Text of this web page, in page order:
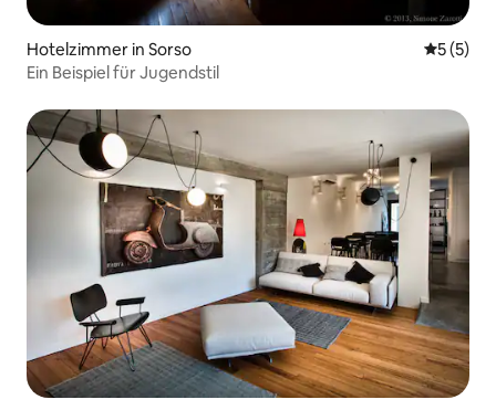
Hotelzimmer in Sorso
5 (5)
Ein Beispiel für Jugendstil